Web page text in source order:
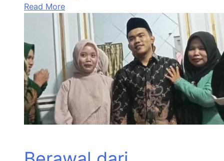
Read More